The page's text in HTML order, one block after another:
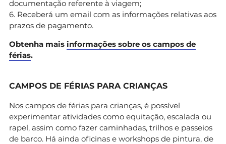
documentação referente à viagem;
6. Receberá um email com as informações relativas aos
prazos de pagamento.
Obtenha mais informações sobre os campos de
férias.
CAMPOS DE FÉRIAS PARA CRIANÇAS
Nos campos de férias para crianças, é possível
experimentar atividades como equitação, escalada ou
rapel, assim como fazer caminhadas, trilhos e passeios
de barco. Há ainda oficinas e workshops de pintura, de